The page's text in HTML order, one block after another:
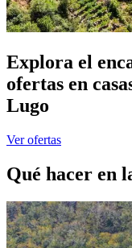
Explora el
ofertas en
Lugo
Ver ofertas
Qué hacer en